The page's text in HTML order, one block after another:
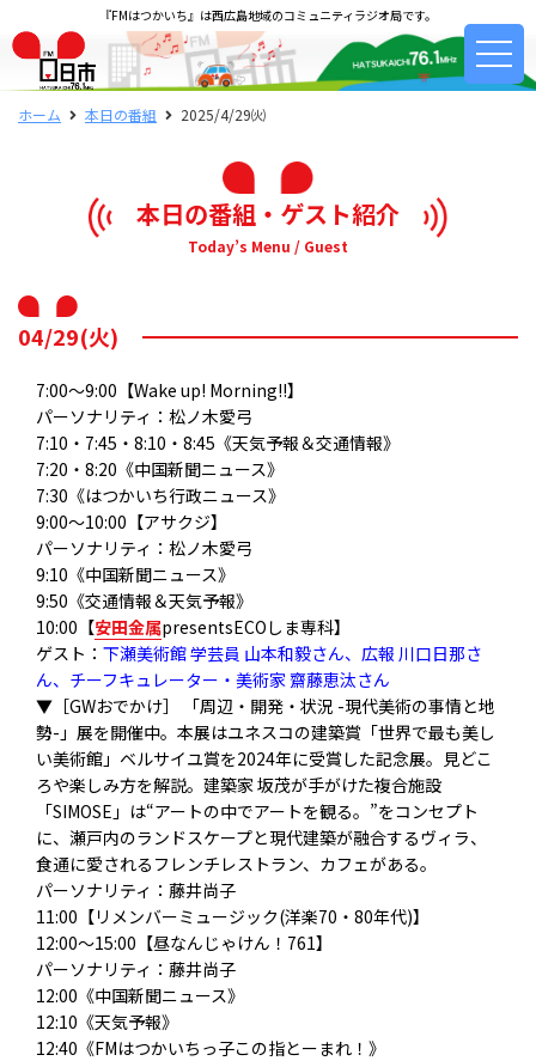
『FMはつかいち』は西広島地域のコミュニティラジオ局です。
ホーム 本日の番組 2025/4/29㈫
本日の番組・ゲスト紹介
Today’s Menu / Guest
04/29(火)
7:00～9:00【Wake up! Morning!!】
パーソナリティ：松ノ木愛弓
7:10・7:45・8:10・8:45《天気予報＆交通情報》
7:20・8:20《中国新聞ニュース》
7:30《はつかいち行政ニュース》
9:00～10:00【アサクジ】
パーソナリティ：松ノ木愛弓
9:10《中国新聞ニュース》
9:50《交通情報＆天気予報》
10:00【安田金属presentsECOしま専科】
ゲスト： 下瀬美術館 学芸員 山本和毅さん、広報 川口日那さ
ん、チーフキュレーター・美術家 齋藤恵汰さん
▼［GWおでかけ］ 「周辺・開発・状況 -現代美術の事情と地
勢-」展を開催中。 本展はユネスコの建築賞「世界で最も美し
い美術館」 ベルサイユ賞を2024年に受賞した記念展。 見どこ
ろや楽しみ方を解説。建築家 坂茂が手がけた複合施設
「SIMOSE」は“アートの中でアートを観る。”をコンセプト
に、 瀬戸内のランドスケープと現代建築が融合するヴィラ、
食通に愛されるフレンチレストラン、カフェがある。
パーソナリティ：藤井尚子
11:00【リメンバーミュージック(洋楽70・80年代)】
12:00～15:00【昼なんじゃけん！761】
パーソナリティ：藤井尚子
12:00《中国新聞ニュース》
12:10《天気予報》
12:40《FMはつかいちっ子この指とーまれ！》